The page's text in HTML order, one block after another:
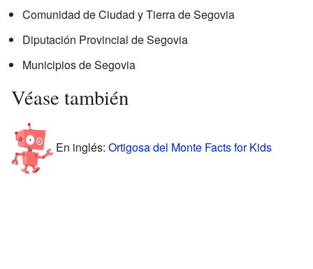
Comunidad de Ciudad y Tierra de Segovia
Diputación Provincial de Segovia
Municipios de Segovia
Véase también
En inglés: Ortigosa del Monte Facts for Kids